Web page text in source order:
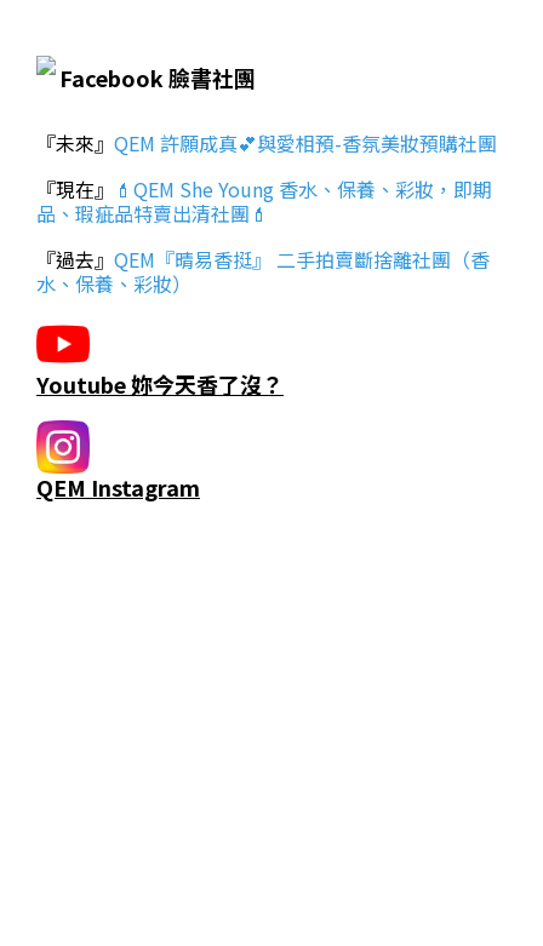
Facebook 臉書社團
『未來』 QEM 許願成真💕與愛相預-香氛美妝預購社團
『現在』 💄QEM She Young 香水、保養、彩妝，即期
品、瑕疵品特賣出清社團💄
『過去』 QEM『晴易香挺』 二手拍賣斷捨離社團（香
水、保養、彩妝）
Youtube 妳今天香了沒？
QEM Instagram